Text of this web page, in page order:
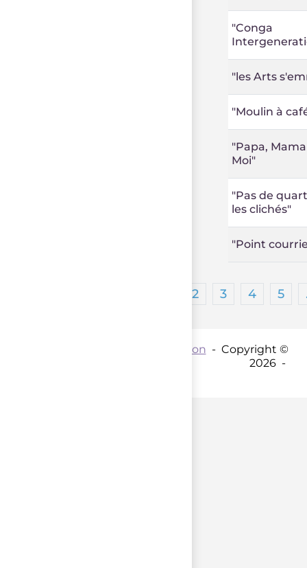
"Conga
"les Arts
"Moulin à
"Papa,
Moi"
"Pas de
les clichés"
"Point
2 3 4 5
Coordination - Copyright ©
2026 -